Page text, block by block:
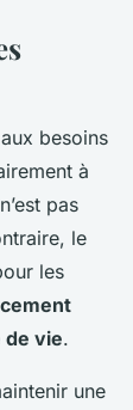
besoins
à
n’est pas
le
les
de vie.
une